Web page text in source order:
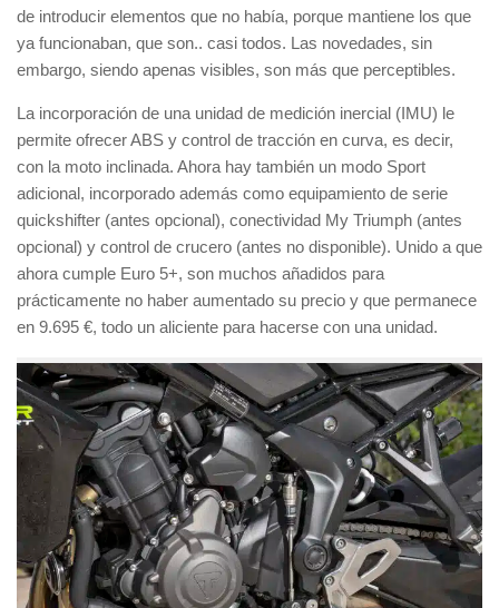
de introducir elementos que no había, porque mantiene los que
ya funcionaban, que son.. casi todos. Las novedades, sin
embargo, siendo apenas visibles, son más que perceptibles.
La incorporación de una unidad de medición inercial (IMU) le
permite ofrecer ABS y control de tracción en curva, es decir,
con la moto inclinada. Ahora hay también un modo Sport
adicional, incorporado además como equipamiento de serie
quickshifter (antes opcional), conectividad My Triumph (antes
opcional) y control de crucero (antes no disponible). Unido a que
ahora cumple Euro 5+, son muchos añadidos para
prácticamente no haber aumentado su precio y que permanece
en 9.695 €, todo un aliciente para hacerse con una unidad.